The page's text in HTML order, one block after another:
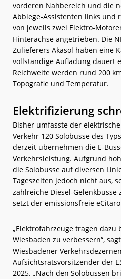
vorderen Nahbereich und die
Abbiege-Assistenten links und
von jeweils zwei Elektro-
Hinterachse angetrieben. Die
Zulieferers Akasol haben eine
vollständige Aufladung dauert
Reichweite werden rund 200
Topografie und Temperatur.
Elektrifizierung
Bisher umfasste der elektrische
Verkehr 120 Solobusse des
derzeit übernehmen die E-
Verkehrsleistung. Aufgrund
die Solobusse auf diversen
Tageszeiten jedoch nicht aus,
zahlreiche Diesel-Gelenkbusse
setzt der emissionsfreie eCitaro
„Elektrofahrzeuge tragen dazu
Wiesbaden zu verbessern“,
Wiesbadener
Aufsichtsratsvorsitzender der
2025. „Nach den Solobussen